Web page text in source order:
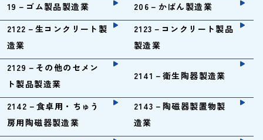
19－ゴム製品製造業
206－かばん製造業
2122－生コンクリート製
造業
2123－コンクリート製品
製造業
2129－その他のセメン
ト製品製造業
2141－衛生陶器製造業
2142－食卓用・ちゅう
房用陶磁器製造業
2143－陶磁器製置物製
造業